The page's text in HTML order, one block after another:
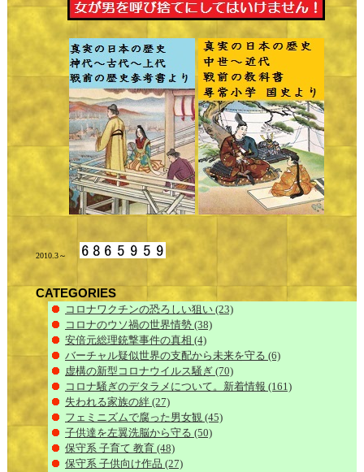
2010.3～
CATEGORIES
コロナワクチンの恐ろしい狙い (23)
コロナのウソ禍の世界情勢 (38)
安倍元総理銃撃事件の真相 (4)
バーチャル疑似世界の支配から未来を守る (6)
虚構の新型コロナウイルス騒ぎ (70)
コロナ騒ぎのデタラメについて。新着情報 (161)
失われる家族の絆 (27)
フェミニズムで腐った男女観 (45)
子供達を左翼洗脳から守る (50)
保守系 子育て 教育 (48)
保守系 子供向け作品 (27)